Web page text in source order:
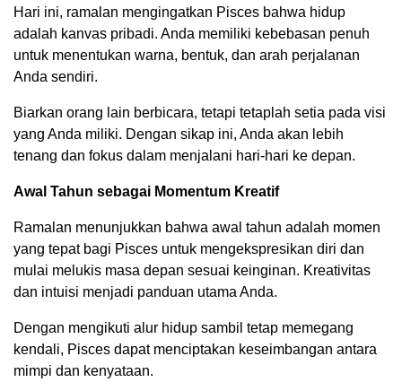
Hari ini, ramalan mengingatkan Pisces bahwa hidup
adalah kanvas pribadi. Anda memiliki kebebasan penuh
untuk menentukan warna, bentuk, dan arah perjalanan
Anda sendiri.
Biarkan orang lain berbicara, tetapi tetaplah setia pada visi
yang Anda miliki. Dengan sikap ini, Anda akan lebih
tenang dan fokus dalam menjalani hari-hari ke depan.
Awal Tahun sebagai Momentum Kreatif
Ramalan menunjukkan bahwa awal tahun adalah momen
yang tepat bagi Pisces untuk mengekspresikan diri dan
mulai melukis masa depan sesuai keinginan. Kreativitas
dan intuisi menjadi panduan utama Anda.
Dengan mengikuti alur hidup sambil tetap memegang
kendali, Pisces dapat menciptakan keseimbangan antara
mimpi dan kenyataan.